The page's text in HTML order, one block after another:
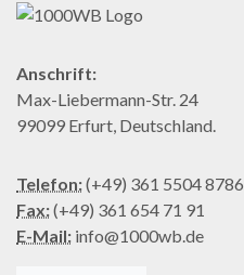
Anschrift:
Max-Liebermann-Str. 24
99099 Erfurt, Deutschland.
Telefon:(+49) 361 5504 8786
Fax:(+49) 361 654 71 91
E-Mail: info@1000wb.de